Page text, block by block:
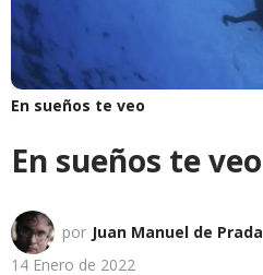
En sueños te veo
En sueños te veo
por Juan Manuel de Prada
14 Enero de 2022